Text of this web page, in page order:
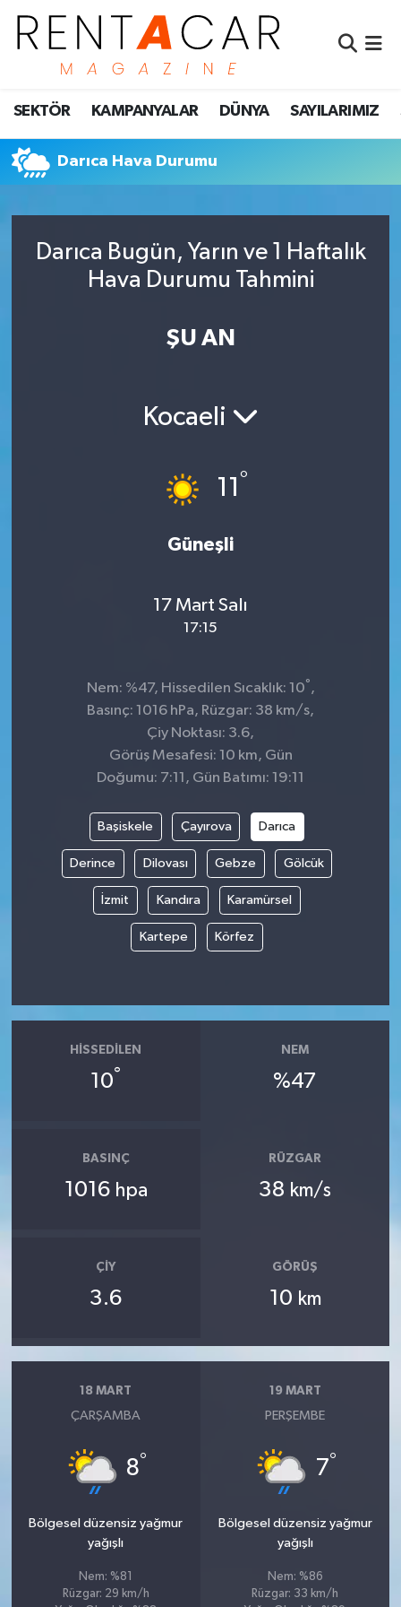
SEKTÖR KAMPANYALAR DÜNYA SAYILARIMIZ
Darıca Hava Durumu
Darıca Bugün, Yarın ve 1 Haftalık
Hava Durumu Tahmini
ŞU AN
Kocaeli
11°
Güneşli
17 Mart Salı
17:15
Nem: %47, Hissedilen Sıcaklık: 10° ,
Basınç: 1016 hPa, Rüzgar: 38 km/s,
Çiy Noktası: 3.6,
Görüş Mesafesi: 10 km, Gün
Doğumu: 7:11, Gün Batımı: 19:11
Başiskele Çayırova Darıca
Derince Dilovası Gebze Gölcük
İzmit Kandıra Karamürsel
Kartepe Körfez
HISSEDILEN
10°
NEM
%47
BASINÇ
1016 hpa
RÜZGAR
38 km/s
ÇIY
3.6
GÖRÜŞ
10 km
18 MART
ÇARŞAMBA
8°
Bölgesel düzensiz yağmur
yağışlı
Nem: %81
Rüzgar: 29 km/h
19 MART
PERŞEMBE
7°
Bölgesel düzensiz yağmur
yağışlı
Nem: %86
Rüzgar: 33 km/h
İstanbul Nöbetçi Eczaneler
İstanbul Hava Durumu
İstanbul Namaz Vakitleri
Süper Lig Puan Durumu ve Fikstür
Son Dakika Haberleri